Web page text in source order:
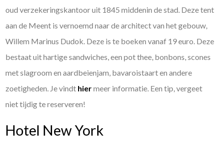
oud verzekeringskantoor uit 1845 middenin de stad. Deze tent
aan de Meent is vernoemd naar de architect van het gebouw,
Willem Marinus Dudok. Deze is te boeken vanaf 19 euro. Deze
bestaat uit hartige sandwiches, een pot thee, bonbons, scones
met slagroom en aardbeienjam, bavaroistaart en andere
zoetigheden. Je vindt hiermeer informatie. Een tip, vergeet
niet tijdig te reserveren!
Hotel New York